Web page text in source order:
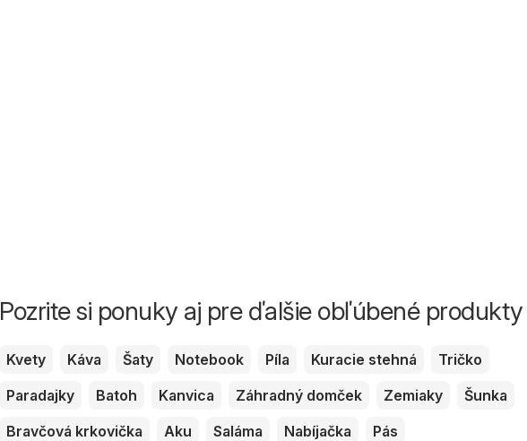
Pozrite si ponuky aj pre ďalšie obľúbené produkty
Kvety Káva Šaty Notebook Píla Kuracie stehná
Tričko
Paradajky
Batoh Kanvica Záhradný domček Zemiaky
Šunka
Bravčová krkovička
Aku Saláma Nabíjačka Pás